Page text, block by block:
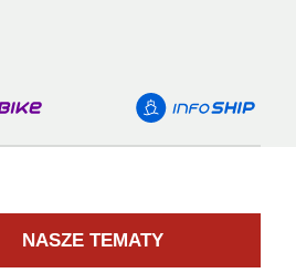
NASZE TEMATY